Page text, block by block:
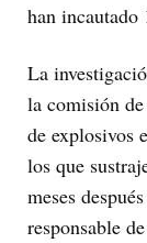
han incautado
La
la comisión
de explosivos
los que
meses
responsable